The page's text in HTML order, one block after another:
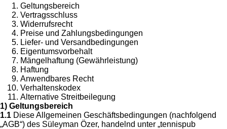
Geltungsbereich
Vertragsschluss
Widerrufsrecht
Preise und Zahlungsbedingungen
Liefer- und Versandbedingungen
Eigentumsvorbehalt
Mängelhaftung (Gewährleistung)
Haftung
Anwendbares Recht
Verhaltenskodex
Alternative Streitbeilegung
1) Geltungsbereich
1.1 Diese Allgemeinen Geschäftsbedingungen (nachfolgend
„AGB“) des Süleyman Özer, handelnd unter „tennispub